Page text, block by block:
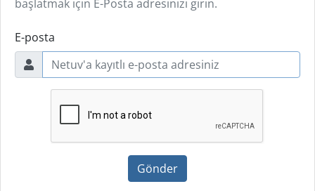
başlatmak için E-Posta adresinizi girin.
E-posta
Gönder